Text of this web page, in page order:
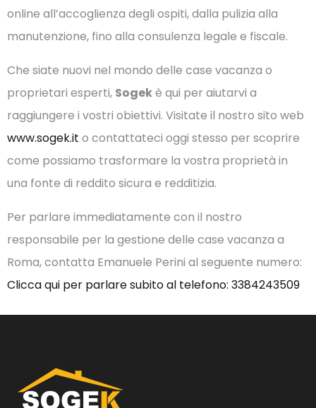
online all’accoglienza degli ospiti, dalla pulizia alla
manutenzione, fino alla consulenza legale e fiscale.
Che siate nuovi nel mondo delle case vacanza o
proprietari esperti, Sogekè qui per aiutarvi a
raggiungere i vostri obiettivi. Visitate il nostro sito web
www.sogek.it o contattateci oggi stesso per scoprire
come possiamo trasformare la vostra proprietà in
una fonte di reddito sicura e redditizia.
Per parlare immediatamente con il nostro
responsabile per la gestione delle case vacanza a
Roma, contatta Emanuele Perini al seguente numero:
Clicca qui per parlare subito al telefono: 3384243509